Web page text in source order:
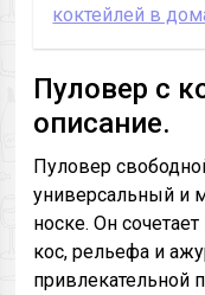
коктейлей в
Пуловер с
описание.
Пуловер
универсальный и
носке. Он
кос, рельефа и
привлекательной